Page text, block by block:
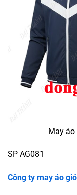
May áo
SP AG081
Công ty may áo